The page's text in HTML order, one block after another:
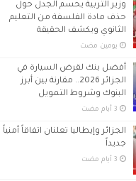
وزير التربية يحسم الجدل حول
حذف مادة الفلسفة من التعليم
الثانوي ويكشف الحقيقة
‏يومين مضت
أفضل بنك لقرض السيارة في
الجزائر 2026.. مقارنة بين أبرز
البنوك وشروط التمويل
الجزائر وإيطاليا تعلنان اتفاقاً أمنياً
جديداً